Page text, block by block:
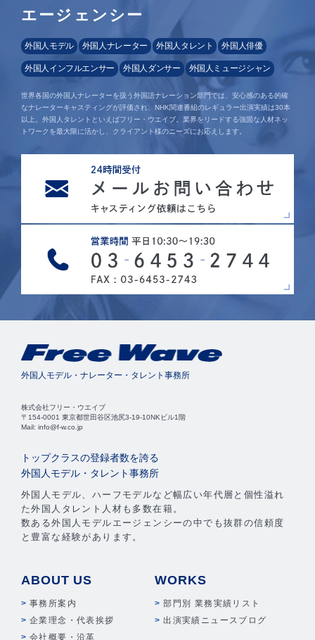
エージェンシー
外国人モデル 外国人ナレーター 外国人タレント 外国人俳優
外国人インフルエンサー 外国人ダンサー 外国人ミュージシャン
世界各国の外国人ナレーターを扱う外国語ナレーション部門では、安心感のある的確
なナレーターキャスティングが評価され、NHK関連番組のレギュラー出演実績は30本
以上。外国人タレントといえばフリー・ウエイブ。業界をリードする強固な人材ネッ
トワークを最大限に活かし、クライアント様のニーズにお応えします。
外国人モデル・ナレーター・タレント事務所
株式会社フリー・ウエイブ
〒154-0001 東京都世田谷区池尻3-19-10NKビル1階
Mail: info@f-w.co.jp
トップクラスの登録者数を誇る
外国人モデル・タレント事務所
外国人モデル、ハーフモデルなど幅広い年代層と個性溢れ
た外国人タレント人材も多数在籍。
数ある外国人モデルエージェンシーの中でも抜群の信頼度
と豊富な経験があります。
ABOUT US
事務所案内
企業理念・代表挨拶
会社概要・沿革
WORKS
部門別 業務実績リスト
出演実績ニュースブログ